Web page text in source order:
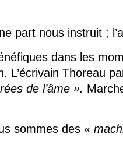
part nous instruit ;
dans les
L’écrivain Thoreau
de l’âme ».
sommes des «